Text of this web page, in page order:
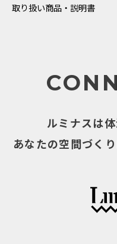
取り扱い商品・説明書
ルミナスは
あなたの空間づく